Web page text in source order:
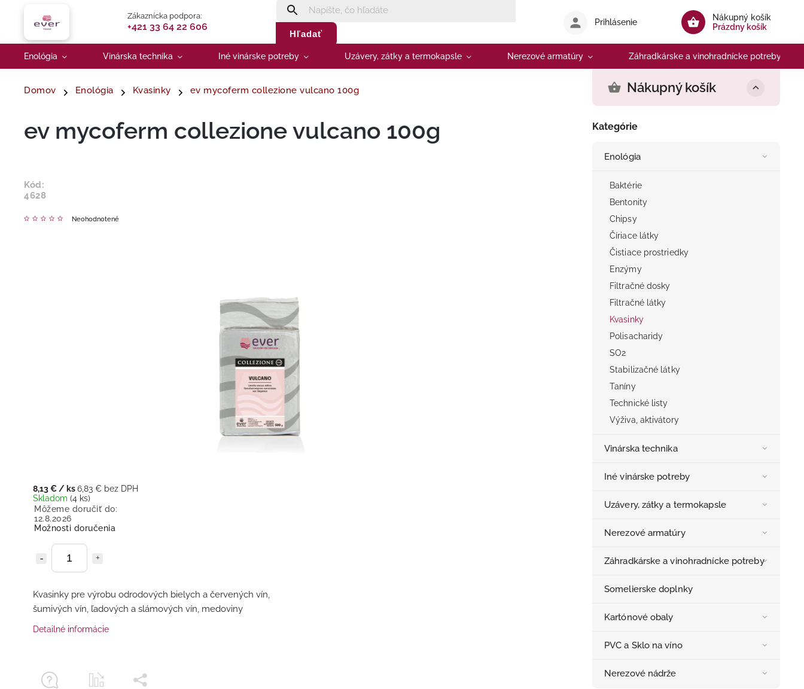
Zákaznícka podpora:
+421 33 64 22 606
Hľadať
Nákupný košík
Prázdny košík
Prihlásenie
Enológia Vinárska technika Iné vinárske potreby Uzávery, zátky a termokapsle Nerezové armatúry Záhradkárske a vinohradnícke potreby
Domov Enológia Kvasinky ev mycoferm collezione vulcano 100g Nákupný košík
Kategórie
Enológia
Baktérie
Bentonity
Chipsy
Číriace látky
Čistiace prostriedky
Enzýmy
Filtračné dosky
Filtračné látky
Kvasinky
Polisacharidy
SO2
Stabilizačné látky
Taníny
Technické listy
Výživa, aktivátory
Vinárska technika
Iné vinárske potreby
Uzávery, zátky a termokapsle
Nerezové armatúry
Záhradkárske a vinohradnícke potreby
Somelierske doplnky
Kartónové obaly
PVC a Sklo na víno
Nerezové nádrže
ev mycoferm collezione vulcano 100g
Kód:
4628
Neohodnotené
8,13 € / ks6,83 € bez DPH
Skladom (4 ks)
Môžeme doručiť do:
12.8.2026
Možnosti doručenia
Kvasinky pre výrobu odrodových bielych a červených vín,
šumivých vín, ľadových a slámových vín, medoviny
Detailné informácie